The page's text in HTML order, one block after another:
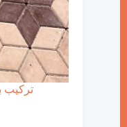
تركيب